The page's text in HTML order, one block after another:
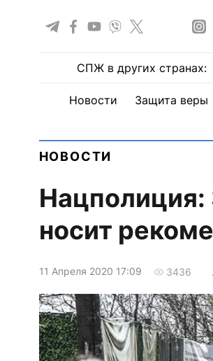
СПЖ в других странах:
Новости Защита веры
НОВОСТИ
Нацполиция:
носит
11 Апреля 2020 17:09 3436